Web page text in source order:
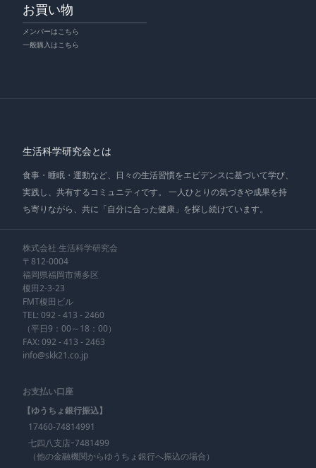
お買い物
メンバーはこちら
一般購入はこちら
生活科学研究会とは
食事・睡眠・運動など、日々の生活習慣をエビデンスに基づいて学び、
実践し、共有するコミュニティです。 一人ひとりの気づきや成果を持
ち寄りながら、共に「自分に合った健康」を探し続けています。
株式会社 生活科学研究会
〒812-0004
福岡県福岡市博多区
榎田2-3-23
FMT榎田ビル
TEL: 092 - 413 - 2460
（平日9：00～18：00）
FAX: 092 - 413 - 2463
info@skk21.co.jp
お支払い口座
【ゆうちょ銀行振込】
17460-74814991
七四八支店ｰ7481499
（他の金融機関からゆうちょ銀行へ振込の場合）